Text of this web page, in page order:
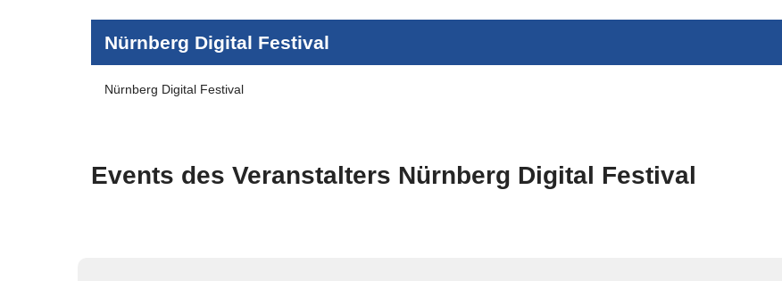
Nürnberg Digital Festival
Nürnberg Digital Festival
Events des Veranstalters Nürnberg Digital Festival